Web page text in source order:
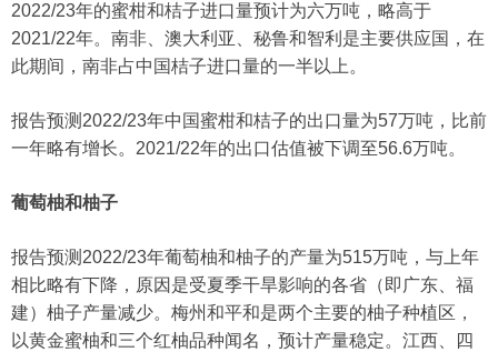
2022/23年的蜜柑和桔子进口量预计为六万吨，略高于
2021/22年。南非、澳大利亚、秘鲁和智利是主要供应国，在
此期间，南非占中国桔子进口量的一半以上。
报告预测2022/23年中国蜜柑和桔子的出口量为57万吨，比前
一年略有增长。2021/22年的出口估值被下调至56.6万吨。
葡萄柚和柚子
报告预测2022/23年葡萄柚和柚子的产量为515万吨，与上年
相比略有下降，原因是受夏季干旱影响的各省（即广东、福
建）柚子产量减少。梅州和平和是两个主要的柚子种植区，
以黄金蜜柚和三个红柚品种闻名，预计产量稳定。江西、四